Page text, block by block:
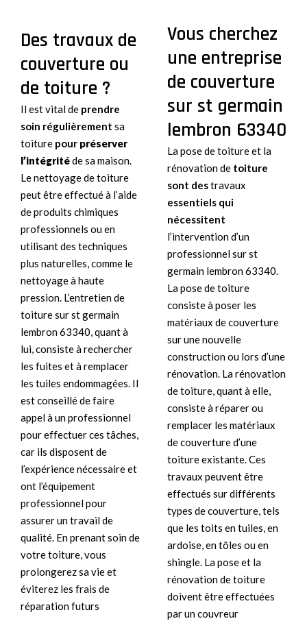
Des travaux de
couverture ou
de toiture ?
Il est vital de prendre
soin régulièrement sa
toiture pour préserver
l’intégritéde sa maison.
Le nettoyage de toiture
peut être effectué à l’aide
de produits chimiques
professionnels ou en
utilisant des techniques
plus naturelles, comme le
nettoyage à haute
pression. L’entretien de
toiture sur st germain
lembron 63340, quant à
lui, consiste à rechercher
les fuites et à remplacer
les tuiles endommagées. Il
est conseillé de faire
appel à un professionnel
pour effectuer ces tâches,
car ils disposent de
l’expérience nécessaire et
ont l’équipement
professionnel pour
assurer un travail de
qualité. En prenant soin de
votre toiture, vous
prolongerez sa vie et
éviterez les frais de
réparation futurs
Vous cherchez
une entreprise
de couverture
sur st germain
lembron 63340
La pose de toiture et la
rénovation de toiture
sont destravaux
essentiels qui
nécessitent
l’intervention d’un
professionnel sur st
germain lembron 63340.
La pose de toiture
consiste à poser les
matériaux de couverture
sur une nouvelle
construction ou lors d’une
rénovation. La rénovation
de toiture, quant à elle,
consiste à réparer ou
remplacer les matériaux
de couverture d’une
toiture existante. Ces
travaux peuvent être
effectués sur différents
types de couverture, tels
que les toits en tuiles, en
ardoise, en tôles ou en
shingle. La pose et la
rénovation de toiture
doivent être effectuées
par un couvreur